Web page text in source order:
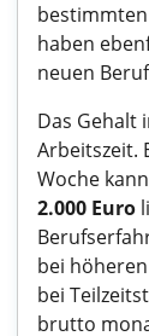
haben
neuen
Das Gehalt
Arbeitszeit.
Woche
2.000 Euro
bei
bei
brutto